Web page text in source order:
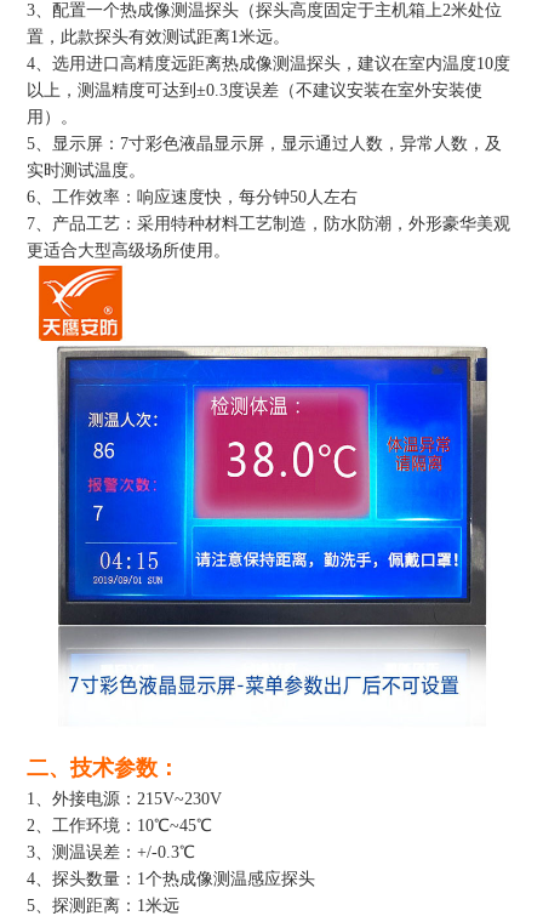
3、配置一个热成像测温探头（探头高度固定于主机箱上2米处位
置，此款探头有效测试距离1米远。
4、选用进口高精度远距离热成像测温探头，建议在室内温度10度
以上，测温精度可达到±0.3度误差（不建议安装在室外安装使
用）。
5、显示屏：7寸彩色液晶显示屏，显示通过人数，异常人数，及
实时测试温度。
6、工作效率：响应速度快，每分钟50人左右
7、产品工艺：采用特种材料工艺制造，防水防潮，外形豪华美观
更适合大型高级场所使用。
二、技术参数：
1、外接电源：215V~230V
2、工作环境：10℃~45℃
3、测温误差：+/-0.3℃
4、探头数量：1个热成像测温感应探头
5、探测距离：1米远